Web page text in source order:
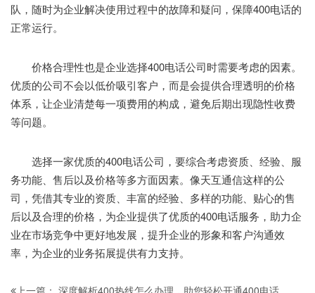
队，随时为企业解决使用过程中的故障和疑问，保障400电话的
正常运行。
价格合理性也是企业选择400电话公司时需要考虑的因素。
优质的公司不会以低价吸引客户，而是会提供合理透明的价格
体系，让企业清楚每一项费用的构成，避免后期出现隐性收费
等问题。
选择一家优质的400电话公司，要综合考虑资质、经验、服
务功能、售后以及价格等多方面因素。像天互通信这样的公
司，凭借其专业的资质、丰富的经验、多样的功能、贴心的售
后以及合理的价格，为企业提供了优质的400电话服务，助力企
业在市场竞争中更好地发展，提升企业的形象和客户沟通效
率，为企业的业务拓展提供有力支持。
上一篇： 深度解析400热线怎么办理，助您轻松开通400电话